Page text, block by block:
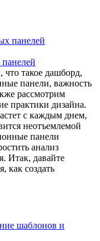
такое дашборд,
панели, важность
рассмотрим
практики дизайна.
с каждым днем,
неотъемлемой
панели
анализ
Итак, давайте
как создать